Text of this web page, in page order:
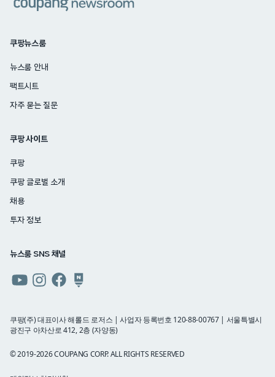
쿠팡뉴스룸
뉴스룸 안내
팩트시트
자주 묻는 질문
쿠팡 사이트
쿠팡
쿠팡 글로벌 소개
채용
투자 정보
뉴스룸 SNS 채널
유튜브인스타그램
페이스북네이버
블로그
쿠팡(주) 대표이사 해롤드 로저스 | 사업자 등록번호 120-88-00767 | 서울특별시
광진구 아차산로 412, 2층 (자양동)
© 2019-2026 COUPANG CORP. ALL RIGHTS RESERVED